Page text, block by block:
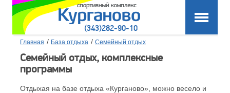
(343)282-90-10
Главная / База отдыха / Семейный отдых
Семейный отдых, комплексные
программы
Отдыхая на базе отдыха «Курганово», можно весело и